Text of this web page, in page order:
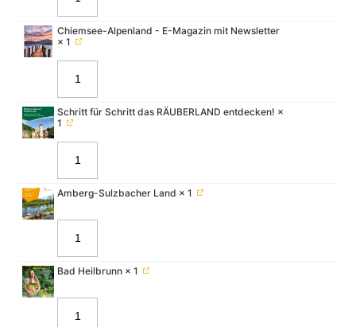
Chiemsee-Alpenland - E-Magazin mit Newsletter
× 1
Schritt für Schritt das RÄUBERLAND entdecken! ×
1
Amberg-Sulzbacher Land × 1
Bad Heilbrunn × 1